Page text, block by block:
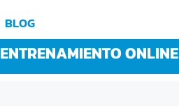
BLOG
ENTRENAMIENTO ONLINE